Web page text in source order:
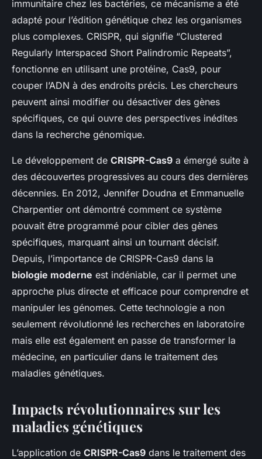
immunitaire chez les bactéries, ce mécanisme a été
adapté pour l’édition génétique chez les organismes
plus complexes. CRISPR, qui signifie “Clustered
Regularly Interspaced Short Palindromic Repeats”,
fonctionne en utilisant une protéine, Cas9, pour
couper l’ADN à des endroits précis. Les chercheurs
peuvent ainsi modifier ou désactiver des gènes
spécifiques, ce qui ouvre des perspectives inédites
dans la recherche génomique.
Le développement de CRISPR-Cas9 a émergé suite à
des découvertes progressives au cours des dernières
décennies. En 2012, Jennifer Doudna et Emmanuelle
Charpentier ont démontré comment ce système
pouvait être programmé pour cibler des gènes
spécifiques, marquant ainsi un tournant décisif.
Depuis, l’importance de CRISPR-Cas9 dans la
biologie moderne est indéniable, car il permet une
approche plus directe et efficace pour comprendre et
manipuler les génomes. Cette technologie a non
seulement révolutionné les recherches en laboratoire
mais elle est également en passe de transformer la
médecine, en particulier dans le traitement des
maladies génétiques.
Impacts révolutionnaires sur les
maladies génétiques
L’application de CRISPR-Cas9 dans le traitement des